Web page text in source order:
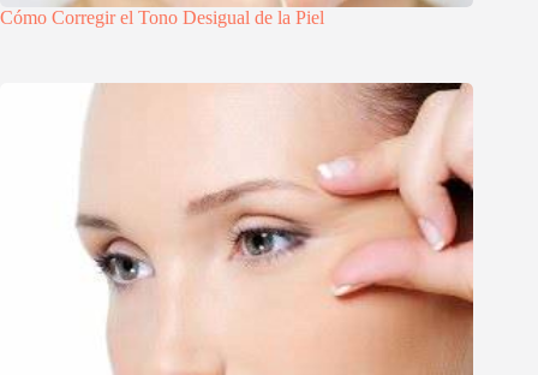
Cómo Corregir el Tono Desigual de la Piel